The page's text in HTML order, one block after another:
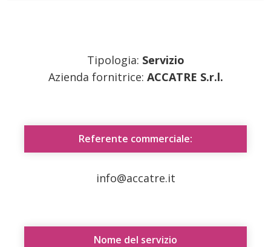
Tipologia: Servizio
Azienda fornitrice: ACCATRE S.r.l.
Referente commerciale:
info@accatre.it
Nome del servizio